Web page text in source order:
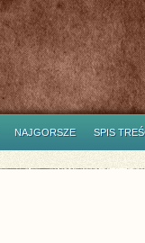
NAJGORSZE SPIS